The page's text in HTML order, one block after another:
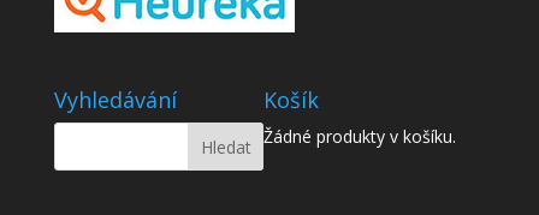
Vyhledávání Košík
Žádné produkty v košíku.